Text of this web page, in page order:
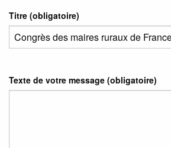
Titre (obligatoire)
Texte de votre message (obligatoire)